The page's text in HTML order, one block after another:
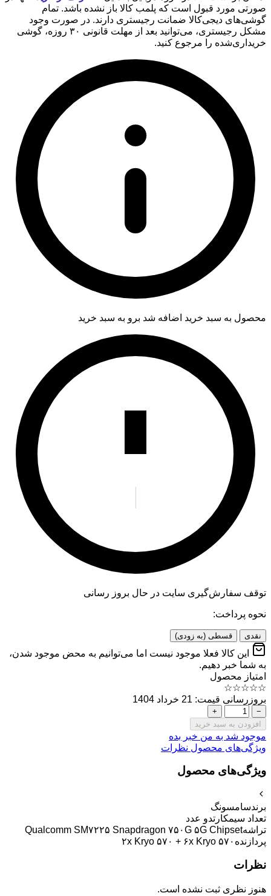
صورتی مورد قبول است که پلمب کالا باز نشده باشد. تمام
گوشی‌های دیجی‌کالا ضمانت رجیستری دارند. در صورت وجود
مشکل رجیستری، می‌توانید بعد از مهلت قانونی ۳۰ روزه، گوشی
خریداری‌شده را مرجوع کنید.
محصول به سبد خرید اضافه شد برو به سبد خرید
توقف سفارش‌گیری سایت در حال بروز رسانی
نحوه پرداخت:
نقدی قسطی (به زودی)
این کالا فعلا موجود نیست اما می‌توانیم به محض موجود شدن،
به شما خبر دهیم.
امتیاز محصول
☆
☆
☆
☆
☆
بروزرسانی قیمت: 21 خرداد 1404
−
+
افزودن به سبد خرید
موجود شد به من خبر بده
ویژگی‌های محصول نظرات
ویژگی‌های محصول
برندسامسونگ
تعداد سیمکارتدو عدد
تراشهQualcomm SM۷۲۲۵ Snapdragon ۷۵۰G ۵G Chipset
پردازنده ۲x Kryo ۵۷۰ + ۶x Kryo ۵۷۰
نظرات
هنوز نظری ثبت نشده است.